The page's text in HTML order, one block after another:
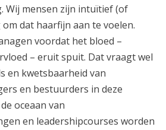
Wij mensen zijn intuïtief (of
dat haarfijn aan te voelen.
voordat het bloed –
– eruit spuit. Dat vraagt wel
en kwetsbaarheid van
en bestuurders in deze
oceaan van
en leadershipcourses worden